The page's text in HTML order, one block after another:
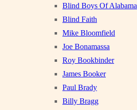
Blind Boys Of Alabama
Blind Faith
Mike Bloomfield
Joe Bonamassa
Roy Bookbinder
James Booker
Paul Brady
Billy Bragg